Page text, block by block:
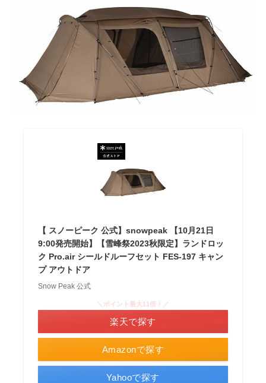
【 スノーピーク 公式】snowpeak 【10月21日
9:00発売開始】【雪峰祭2023秋限定】ランドロッ
ク Pro.air シールドルーフセット FES-197 キャン
プ アウトドア
Snow Peak 公式
Amazonで探す
＼ポイント最大11倍！／
楽天で探す
Yahooで探す